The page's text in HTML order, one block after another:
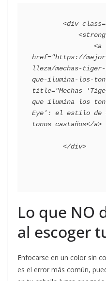
href="https://
lleza/mechas-
que-ilumina-los-
title="Mechas
que ilumina los
Eye': el estilo de
tonos castaños</a>
Lo que NO
al escoger
Enfocarse en un color sin
es el error más común,